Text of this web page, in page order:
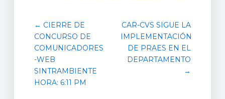
← CIERRE DE
CONCURSO DE
COMUNICADORES
-WEB
SINTRAMBIENTE
HORA: 6:11 PM
CAR-CVS SIGUE LA
IMPLEMENTACIÓN
DE PRAES EN EL
DEPARTAMENTO
→